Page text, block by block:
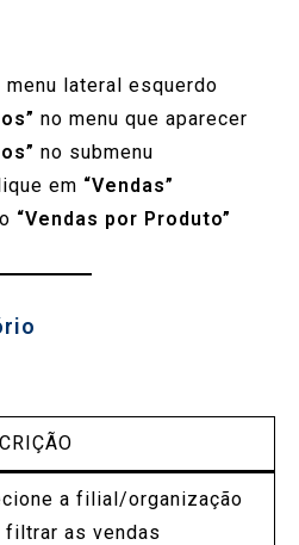
menu lateral esquerdo
no menu que aparecer
no submenu
em “Vendas”
“Vendas por Produto”
a filial/organização
filtrar as vendas